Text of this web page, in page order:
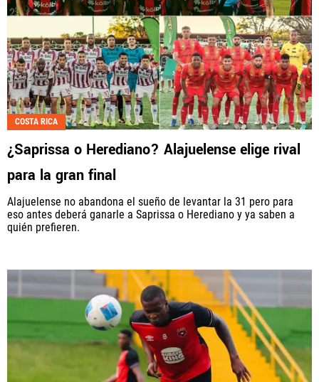
COSTA RICA
¿Saprissa o Herediano? Alajuelense elige rival
para la gran final
Alajuelense no abandona el sueño de levantar la 31 pero para
eso antes deberá ganarle a Saprissa o Herediano y ya saben a
quién prefieren.